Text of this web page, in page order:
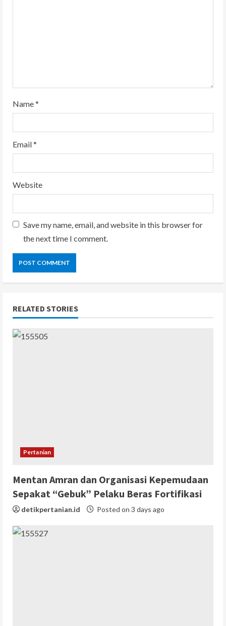
Name*
Email*
Website
Save my name, email, and website in this browser for
the next time I comment.
RELATED STORIES
Pertanian
Mentan Amran dan Organisasi Kepemudaan
Sepakat “Gebuk” Pelaku Beras Fortifikasi
detikpertanian.id Posted on 3 days ago